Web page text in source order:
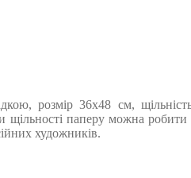
розмір 36х48 см,
щільності паперу можна
художників.